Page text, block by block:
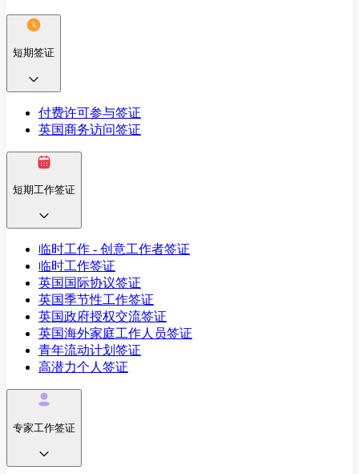
短期签证
付费许可参与签证
英国商务访问签证
短期工作签证
临时工作 - 创意工作者签证
临时工作签证
英国国际协议签证
英国季节性工作签证
英国政府授权交流签证
英国海外家庭工作人员签证
青年流动计划签证
高潜力个人签证
专家工作签证